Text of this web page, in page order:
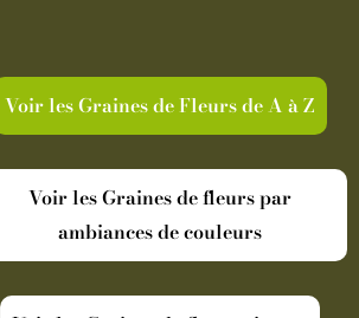
Voir les Graines de Fleurs de A à Z
Voir les Graines de fleurs par
ambiances de couleurs